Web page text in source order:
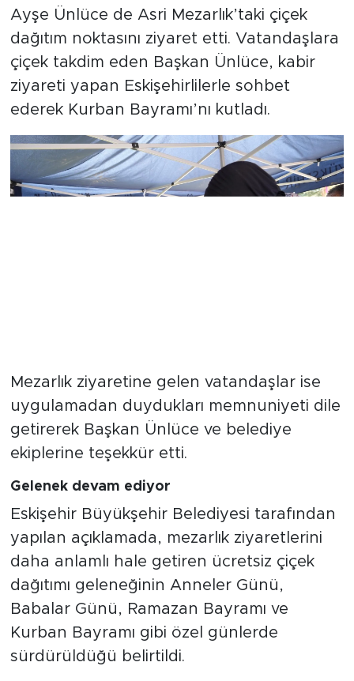
Ayşe Ünlüce de Asri Mezarlık’taki çiçek
dağıtım noktasını ziyaret etti. Vatandaşlara
çiçek takdim eden Başkan Ünlüce, kabir
ziyareti yapan Eskişehirlilerle sohbet
ederek Kurban Bayramı’nı kutladı.
Mezarlık ziyaretine gelen vatandaşlar ise
uygulamadan duydukları memnuniyeti dile
getirerek Başkan Ünlüce ve belediye
ekiplerine teşekkür etti.
Gelenek devam ediyor
Eskişehir Büyükşehir Belediyesi tarafından
yapılan açıklamada, mezarlık ziyaretlerini
daha anlamlı hale getiren ücretsiz çiçek
dağıtımı geleneğinin Anneler Günü,
Babalar Günü, Ramazan Bayramı ve
Kurban Bayramı gibi özel günlerde
sürdürüldüğü belirtildi.